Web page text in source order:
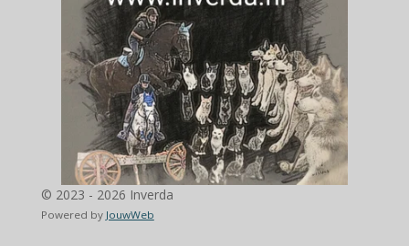
© 2023 - 2026 Inverda
Powered by JouwWeb